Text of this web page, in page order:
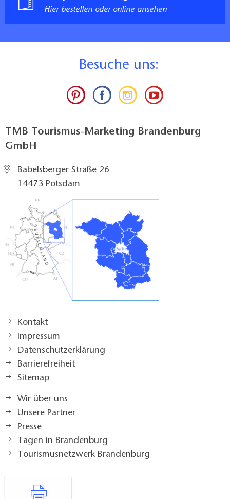
Hier bestellen oder online ansehen
Besuche uns:
TMB Tourismus-Marketing Brandenburg
GmbH
Babelsberger Straße 26
14473 Potsdam
Kontakt
Impressum
Datenschutzerklärung
Barrierefreiheit
Sitemap
Wir über uns
Unsere Partner
Presse
Tagen in Brandenburg
Tourismusnetzwerk Brandenburg